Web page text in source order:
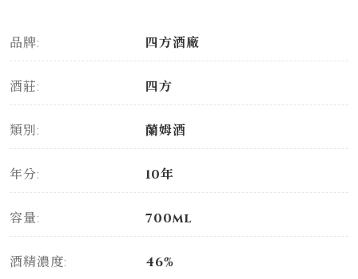
品牌: 四方酒廠
酒莊: 四方
類別: 蘭姆酒
年分: 10年
容量: 700ml
酒精濃度: 46%